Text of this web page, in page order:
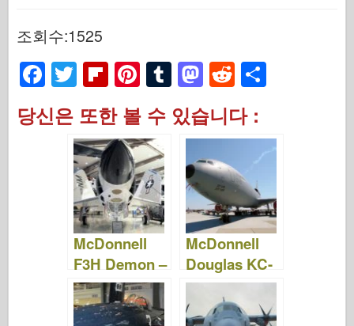
조회수:1525
F
a
c
T
wi
tt
er
Fl
ip
b
o
ar
d
Pi
nt
er
e
st
T
u
m
bl
M
a
st
o
d
o
n
R
e
d
di
t
e
당신은 또한 볼 수 있습니다 :
McDonnell
F3H Demon –
사진 및 동영
상
McDonnell
Douglas KC-
10 Extender –
사진 및 동영